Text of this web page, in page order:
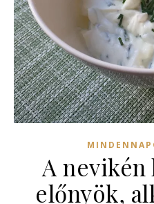
A nevikén
előnyök,